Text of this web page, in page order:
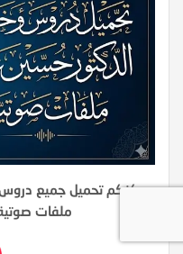
يمكنكم تحميل جميع
ملفات صوتية